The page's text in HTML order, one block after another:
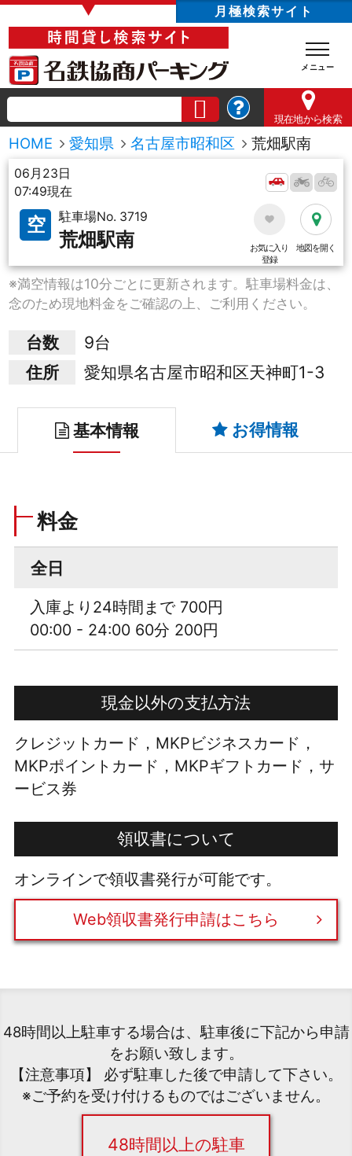
▼ 月極検索サイト
現在地から検索
HOME 愛知県 名古屋市昭和区 荒畑駅南
06月23日
07:49現在
空 駐車場No. 3719
荒畑駅南
お気に入り
登録
地図を開く
※満空情報は10分ごとに更新されます。駐車場料金は、
念のため現地料金をご確認の上、ご利用ください。
台数
9台
住所
愛知県名古屋市昭和区天神町1-3
基本情報 お得情報
料金
全日
入庫より24時間まで 700円
00:00 - 24:00 60分 200円
現金以外の支払方法
クレジットカード，MKPビジネスカード，
MKPポイントカード，MKPギフトカード，サ
ービス券
領収書について
オンラインで領収書発行が可能です。
Web領収書発行申請はこちら
48時間以上駐車する場合は、駐車後に下記から申請
をお願い致します。
【注意事項】 必ず駐車した後で申請して下さい。
※ご予約を受け付けるものではございません。
48時間以上の駐車